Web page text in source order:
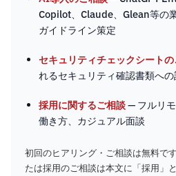
Copilot、Claude、Glean等の
ガイドライン策定
セキュリティチェックシート
れるセキュリティ確認書類へ
採用に関するご相談— フルリ
働き方、カジュアル面談
初回のヒアリング・ご相談は無料で
たは採用のご相談は本文に「採用」